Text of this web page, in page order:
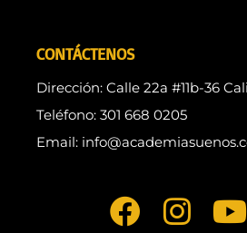
CONTÁCTENOS
Dirección: Calle 22a #11b-36
Teléfono: 301 668 0205
Email: